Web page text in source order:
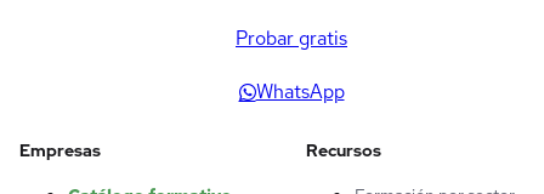
Probar gratis
WhatsApp
Empresas Recursos